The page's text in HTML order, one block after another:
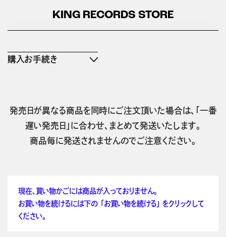
KING RECORDS STORE
購入お手続き
発売日が異なる商品を同時にご注文頂いた場合は、「一番
遅い発売日」に合わせ、まとめて発送いたします。
商品毎に発送されませんのでご注意ください。
現在、買い物かごには商品が入っておりません。
お買い物を続けるには下の 「お買い物を続ける」 をクリックして
ください。